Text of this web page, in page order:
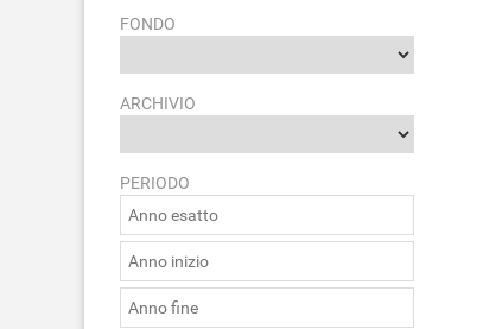
FONDO
ARCHIVIO
PERIODO